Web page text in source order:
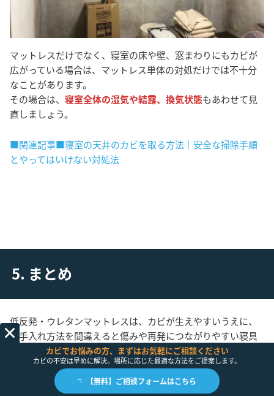
マットレスだけでなく、寝室の床や壁、窓まわりにもカビが
広がっている場合は、マットレス単体の対処だけでは不十分
なことがあります。
その場合は、 寝室全体の湿気や結露、換気状態もあわせて見
直しましょう。
■関連記事■寝室の天井のカビを取る方法｜安全な掃除手順
とやってはいけない対処法
5. まとめ
低反発・ウレタンマットレスは、カビが生えやすいうえに、
お手入れ方法を間違えると傷みや再発につながりやすい寝具
最後に、対処と予防のポイントをまとめます。
カビでお悩みの方、まずはお気軽にご相談ください
カビの不安は早めに解決。場所に応じた最適な方法をご提案します。
【無料】ご相談フォームはこちら